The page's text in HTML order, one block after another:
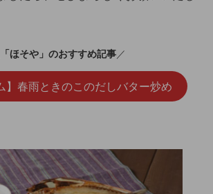
ほそや」のおすすめ記事／
】春雨ときのこのだしバター炒め